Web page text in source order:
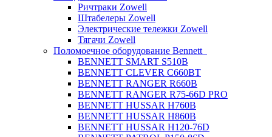
Ричтраки Zowell
Штабелеры Zowell
Электрические тележки Zowell
Тягачи Zowell
Поломоечное оборудование Bennett
BENNETT SMART S510B
BENNETT CLEVER C660BT
BENNETT RANGER R660B
BENNETT RANGER R75-66D PRO
BENNETT HUSSAR H760B
BENNETT HUSSAR H860B
BENNETT HUSSAR H120-76D